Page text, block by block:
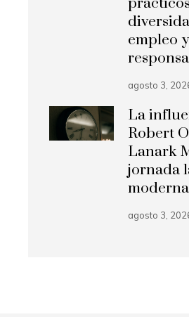
empleo
agosto 3,
La
Robert
Lanark
jornada
moderna
agosto 3,